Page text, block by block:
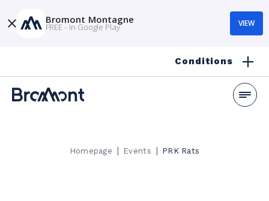
Conditions
Homepage | Events | PRK Rats
Bromont Montagne
FREE - In Google Play VIEW